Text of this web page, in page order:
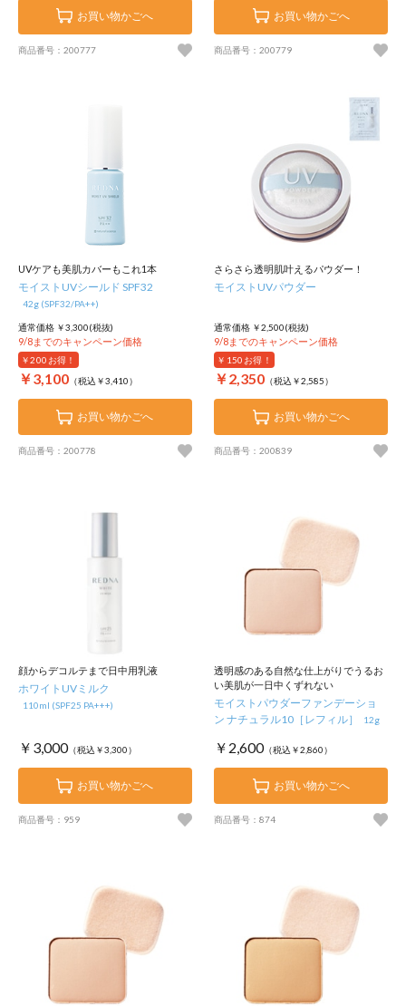
お買い物かごへ
商品番号：200777
お買い物かごへ
商品番号：200779
UVケアも美肌カバーもこれ1本
モイストUVシールド SPF32
42g (SPF32/PA++)
通常価格 ￥3,300(税抜)
9/8までのキャンペーン価格
￥200お得！
￥3,100 （税込￥3,410）
お買い物かごへ
商品番号：200778
さらさら透明肌叶えるパウダー！
モイストUVパウダー
通常価格 ￥2,500(税抜)
9/8までのキャンペーン価格
￥150お得！
￥2,350 （税込￥2,585）
お買い物かごへ
商品番号：200839
顔からデコルテまで日中用乳液
ホワイトUVミルク
110ml (SPF25 PA+++)
￥3,000（税込￥3,300）
お買い物かごへ
商品番号：959
透明感のある自然な仕上がりでうるお
い美肌が一日中くずれない
モイストパウダーファンデーショ
ン ナチュラル10［レフィル］
12g
￥2,600（税込￥2,860）
お買い物かごへ
商品番号：874